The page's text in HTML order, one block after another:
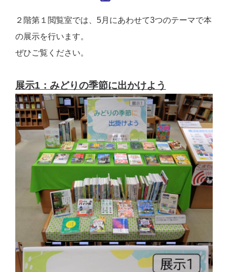
２階第１閲覧室では、5月にあわせて3つのテーマで本
の展示を行います。
ぜひご覧ください。
展示1：みどりの季節に出かけよう